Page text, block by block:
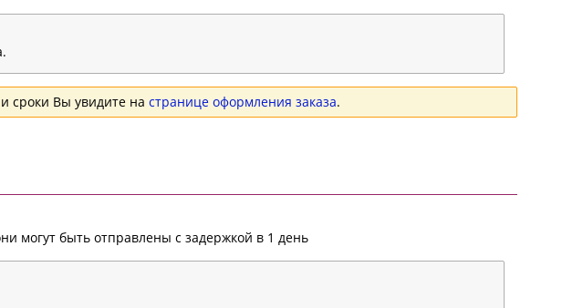
сроки Вы увидите на странице оформления заказа.
могут быть отправлены с задержкой в 1 день